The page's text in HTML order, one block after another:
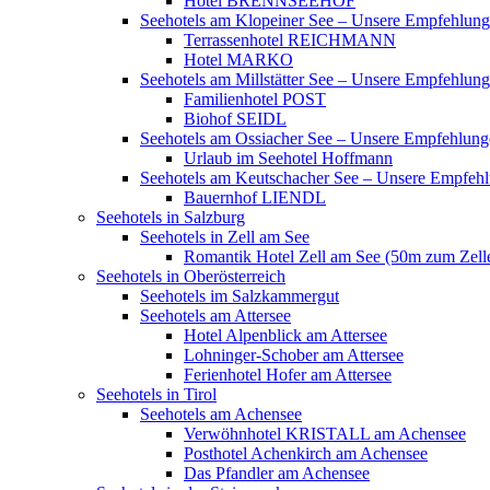
Seehotels am Klopeiner See – Unsere
Terrassenhotel REICHMANN
Hotel MARKO
Seehotels am Millstätter See – Unsere
Familienhotel POST
Biohof SEIDL
Seehotels am Ossiacher See – Unsere
Urlaub im Seehotel Hoffmann
Seehotels am Keutschacher See – Unsere
Bauernhof LIENDL
Seehotels in Salzburg
Seehotels in Zell am See
Romantik Hotel Zell am See (50m zum
Seehotels in Oberösterreich
Seehotels im Salzkammergut
Seehotels am Attersee
Hotel Alpenblick am Attersee
Lohninger-Schober am Attersee
Ferienhotel Hofer am Attersee
Seehotels in Tirol
Seehotels am Achensee
Verwöhnhotel KRISTALL am Achensee
Posthotel Achenkirch am Achensee
Das Pfandler am Achensee